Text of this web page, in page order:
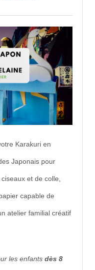
Karakuri en
Japonais pour
ciseaux et de colle,
capable de
atelier familial créatif
les enfants dès 8